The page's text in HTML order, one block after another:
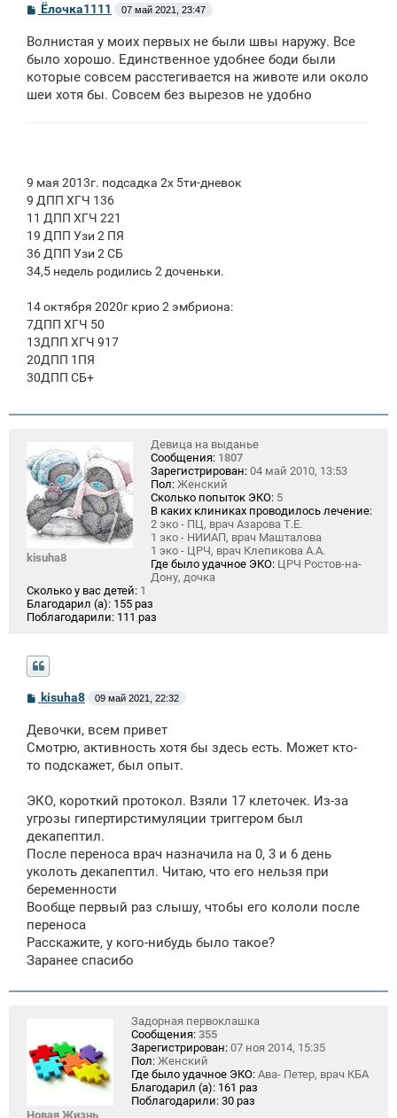
С
б
щ
н
и
Ёлочка1111 07 май 2021, 23:47
Волнистая у моих первых не были швы наружу. Все
было хорошо. Единственное удобнее боди были
которые совсем расстегивается на животе или около
шеи хотя бы. Совсем без вырезов не удобно
9 мая 2013г. подсадка 2х 5ти-дневок
9 ДПП ХГЧ 136
11 ДПП ХГЧ 221
19 ДПП Узи 2 ПЯ
36 ДПП Узи 2 СБ
34,5 недель родились 2 доченьки.
14 октября 2020г крио 2 эмбриона:
7ДПП ХГЧ 50
13ДПП ХГЧ 917
20ДПП 1ПЯ
30ДПП СБ+
kisuha8
Девица на выданье
Сообщения: 1807
Зарегистрирован: 04 май 2010, 13:53
Пол: Женский
Сколько попыток ЭКО: 5
В каких клиниках проводилось лечение:
2 эко - ПЦ, врач Азарова Т.Е.
1 эко - НИИАП, врач Машталова
1 эко - ЦРЧ, врач Клепикова А.А.
Где было удачное ЭКО: ЦРЧ Ростов-на-
Дону, дочка
Сколько у вас детей: 1
Благодарил (а): 155 раз
Поблагодарили: 111 раз
С
о
б
щ
н
е
kisuha8 09 май 2021, 22:32
Девочки, всем привет
Смотрю, активность хотя бы здесь есть. Может кто-
то подскажет, был опыт.
ЭКО, короткий протокол. Взяли 17 клеточек. Из-за
угрозы гипертирстимуляции триггером был
декапептил.
После переноса врач назначила на 0, 3 и 6 день
уколоть декапептил. Читаю, что его нельзя при
беременности
Вообще первый раз слышу, чтобы его кололи после
переноса
Расскажите, у кого-нибудь было такое?
Заранее спасибо
Новая Жизнь
Задорная первоклашка
Сообщения: 355
Зарегистрирован: 07 ноя 2014, 15:35
Пол: Женский
Где было удачное ЭКО: Ава- Петер, врач КБА
Благодарил (а): 161 раз
Поблагодарили: 30 раз